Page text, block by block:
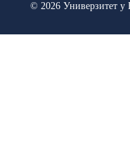
© 2026 Универзитет у